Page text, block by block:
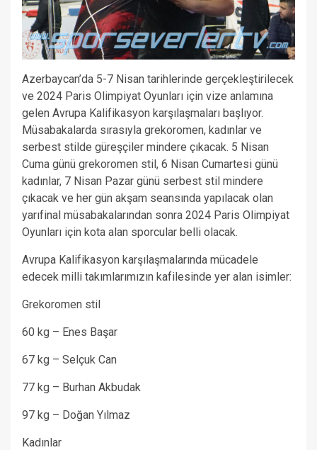
Azerbaycan’da 5-7 Nisan tarihlerinde gerçekleştirilecek
ve 2024 Paris Olimpiyat Oyunları için vize anlamına
gelen Avrupa Kalifikasyon karşılaşmaları başlıyor.
Müsabakalarda sırasıyla grekoromen, kadınlar ve
serbest stilde güreşçiler mindere çıkacak. 5 Nisan
Cuma günü grekoromen stil, 6 Nisan Cumartesi günü
kadınlar, 7 Nisan Pazar günü serbest stil mindere
çıkacak ve her gün akşam seansında yapılacak olan
yarıfinal müsabakalarından sonra 2024 Paris Olimpiyat
Oyunları için kota alan sporcular belli olacak.
Avrupa Kalifikasyon karşılaşmalarında mücadele
edecek milli takımlarımızın kafilesinde yer alan isimler:
Grekoromen stil
60 kg – Enes Başar
67 kg – Selçuk Can
77 kg – Burhan Akbudak
97 kg – Doğan Yılmaz
Kadınlar